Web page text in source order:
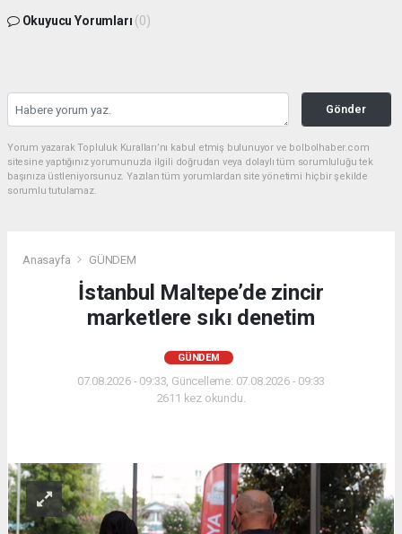
Okuyucu Yorumları (0)
Gönder
Yorum yazarak Topluluk Kuralları’nı kabul etmiş bulunuyor ve bolbolhaber.com
sitesine yaptığınız yorumunuzla ilgili doğrudan veya dolaylı tüm sorumluluğu tek
başınıza üstleniyorsunuz. Yazılan tüm yorumlardan site yönetimi hiçbir şekilde
sorumlu tutulamaz.
Anasayfa GÜNDEM
İstanbul Maltepe’de zincir
marketlere sıkı denetim
GÜNDEM
07.08.2026 - 09:33, Güncelleme: 07.08.2026 - 09:33
2611 kez okundu.